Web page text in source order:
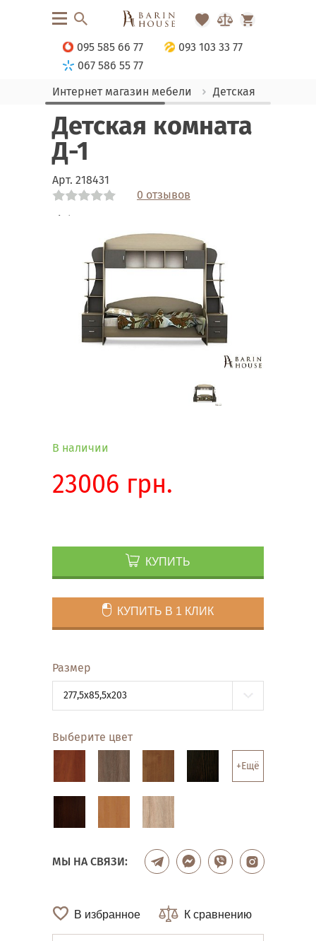
095 585 66 77
093 103 33 77
067 586 55 77
Интернет магазин мебели
Детская
Детская комната
Д-1
Арт. 218431
0 отзывов
Link
В наличии
23006 грн.
КУПИТЬ
КУПИТЬ В 1 КЛИК
Размер
277,5x85,5x203
Выберите цвет
+Ещё
МЫ НА СВЯЗИ:
В избранное К сравнению